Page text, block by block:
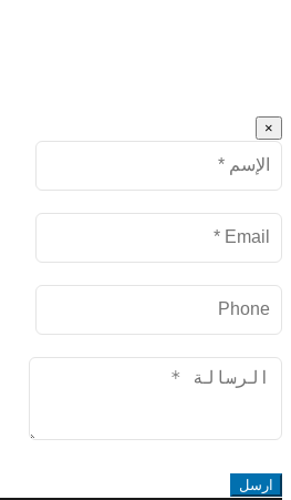
×
Name
البريد
Phone
Message
ارسل